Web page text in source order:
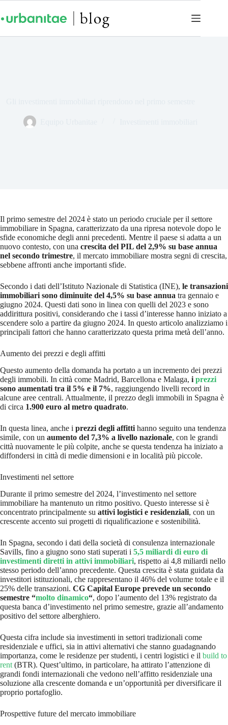
Il primo semestre del 2024 è stato un periodo cruciale per il settore
immobiliare in Spagna, caratterizzato da una ripresa notevole dopo le
sfide economiche degli anni precedenti. Mentre il paese si adatta a un
nuovo contesto, con una crescita del PIL del 2,9% su base annua
nel secondo trimestre, il mercato immobiliare mostra segni di crescita,
sebbene affronti anche importanti sfide.
Secondo i dati dell’Istituto Nazionale di Statistica (INE), le transazioni
immobiliari sono diminuite del 4,5% su base annua tra gennaio e
giugno 2024. Questi dati sono in linea con quelli del 2023 e sono
addirittura positivi, considerando che i tassi d’interesse hanno iniziato a
scendere solo a partire da giugno 2024. In questo articolo analizziamo i
principali fattori che hanno caratterizzato questa prima metà dell’anno.
Aumento dei prezzi e degli affitti
Questo aumento della domanda ha portato a un incremento dei prezzi
degli immobili. In città come Madrid, Barcellona e Malaga, i prezzi
sono aumentati tra il 5% e il 7%, raggiungendo livelli record in
alcune aree centrali. Attualmente, il prezzo degli immobili in Spagna è
di circa 1.900 euro al metro quadrato.
In questa linea, anche i prezzi degli affitti hanno seguito una tendenza
simile, con un aumento del 7,3% a livello nazionale, con le grandi
città nuovamente le più colpite, anche se questa tendenza ha iniziato a
diffondersi in città di medie dimensioni e in località più piccole.
Investimenti nel settore
Durante il primo semestre del 2024, l’investimento nel settore
immobiliare ha mantenuto un ritmo positivo. Questo interesse si è
concentrato principalmente su attivi logistici e residenziali, con un
crescente accento sui progetti di riqualificazione e sostenibilità.
In Spagna, secondo i dati della società di consulenza internazionale
Savills, fino a giugno sono stati superati i 5,5 miliardi di euro di
investimenti diretti in attivi immobiliari, rispetto ai 4,8 miliardi nello
stesso periodo dell’anno precedente. Questa crescita è stata guidata da
investitori istituzionali, che rappresentano il 46% del volume totale e il
25% delle transazioni. CG Capital Europe prevede un secondo
semestre “molto dinamico“, dopo l’aumento del 13% registrato da
questa banca d’investimento nel primo semestre, grazie all’andamento
positivo del settore alberghiero.
Questa cifra include sia investimenti in settori tradizionali come
residenziale e uffici, sia in attivi alternativi che stanno guadagnando
importanza, come le residenze per studenti, i centri logistici e il build to
rent (BTR). Quest’ultimo, in particolare, ha attirato l’attenzione di
grandi fondi internazionali che vedono nell’affitto residenziale una
soluzione alla crescente domanda e un’opportunità per diversificare il
proprio portafoglio.
Prospettive future del mercato immobiliare